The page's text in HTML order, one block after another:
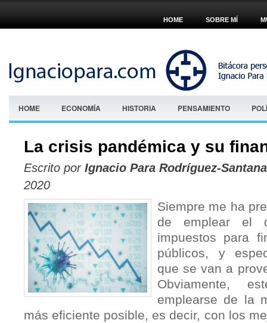
HOME SOBRE MÍ
HOME ECONOMÍA HISTORIA PENSAMIENTO
La crisis pandémica y su
Escrito por Ignacio Para Rodríguez-Santana
2020
Siempre me ha
de emplear el
impuestos para
públicos, y
que se van a
Obviamente,
emplearse de la
más eficiente posible, es decir, con los